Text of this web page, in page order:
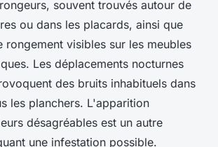
souvent trouvés autour de
ou dans les placards, ainsi que
rongement visibles sur les meubles
Les déplacements nocturnes
des bruits inhabituels dans
les planchers. L'apparition
désagréables est un autre
une infestation possible.